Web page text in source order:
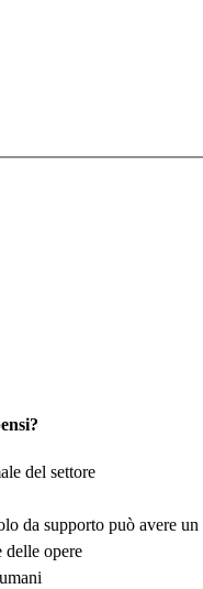
del settore
da supporto può avere
delle opere